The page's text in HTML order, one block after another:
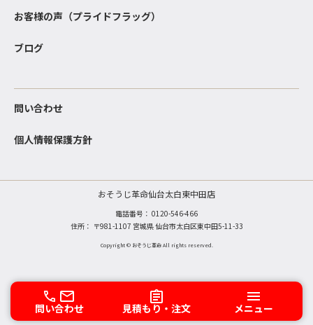
問い合わせ 見積もり・注文 メニュー
お客様の声（プライドフラッグ）
ブログ
問い合わせ
個人情報保護方針
おそうじ革命仙台太白東中田店
電話番号： 0120-546-466
住所： 〒981-1107 宮城県 仙台市太白区東中田5-11-33
Copyright © おそうじ革命 All rights reserved.